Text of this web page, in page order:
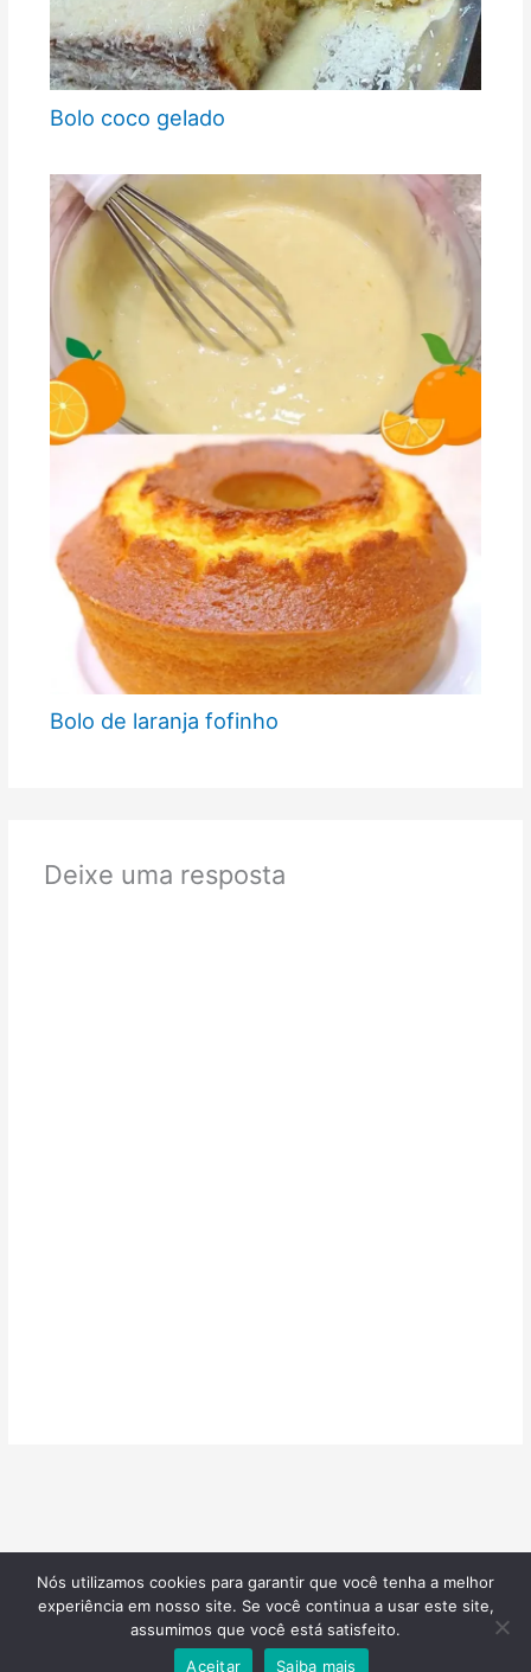
Bolo coco gelado
Bolo de laranja fofinho
Deixe uma resposta
Confeitarias de Sucesso
| Todos os direitos reservados |
Desenvolvido por
Blotzads Network
Nós utilizamos cookies para garantir que você tenha a melhor
experiência em nosso site. Se você continua a usar este site,
assumimos que você está satisfeito.
Aceitar
Saiba mais